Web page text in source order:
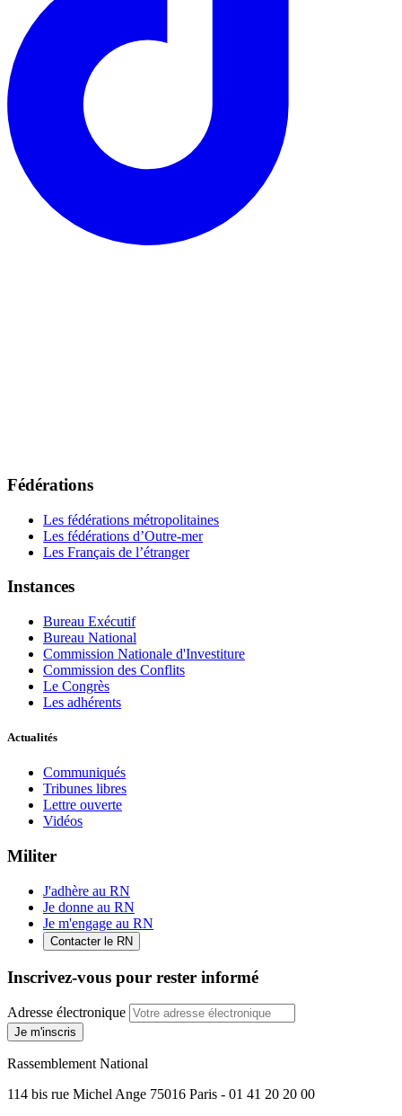
Fédérations
Les fédérations métropolitaines
Les fédérations d’Outre-mer
Les Français de l’étranger
Instances
Bureau Exécutif
Bureau National
Commission Nationale d'Investiture
Commission des Conflits
Le Congrès
Les adhérents
Actualités
Communiqués
Tribunes libres
Lettre ouverte
Vidéos
Militer
J'adhère au RN
Je donne au RN
Je m'engage au RN
Contacter le RN
Inscrivez-vous pour rester informé
Adresse électronique
Je m'inscris
Rassemblement National
114 bis rue Michel Ange 75016 Paris - 01 41 20 20 00